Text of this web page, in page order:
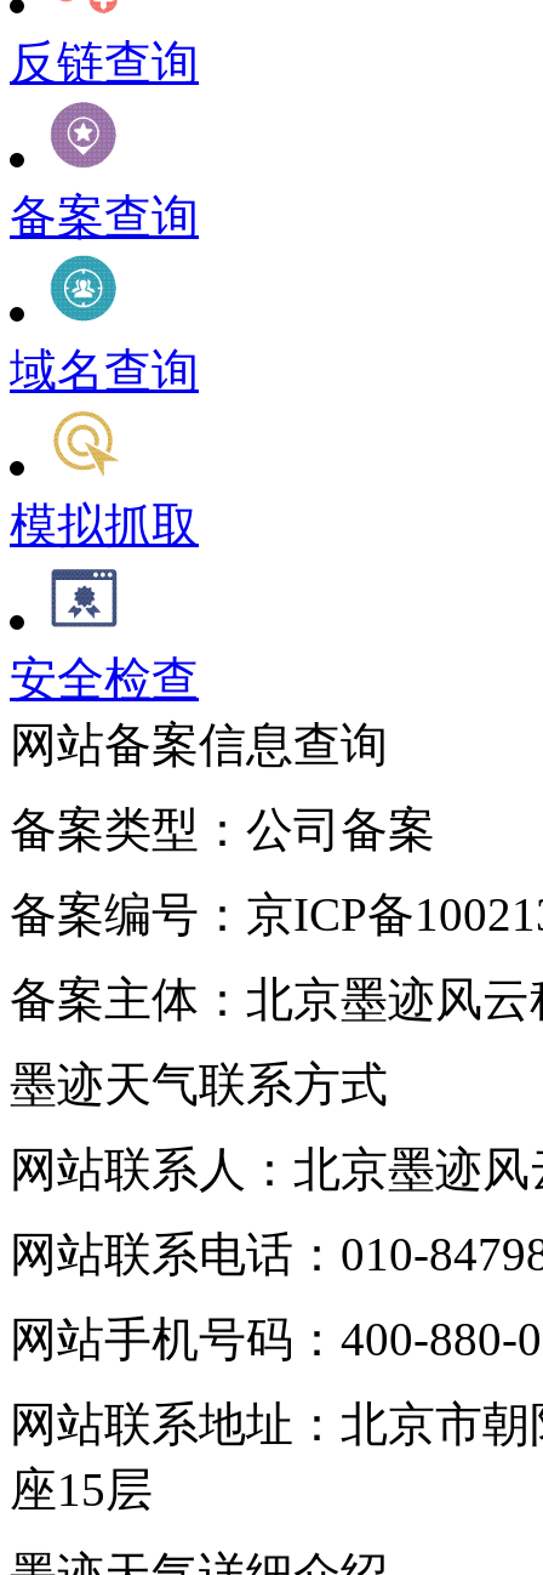
反链查询
备案查询
域名查询
模拟抓取
安全检查
网站备案信息查询
备案类型：公司备案
备案编号：京ICP备
备案主体：北京墨迹风
墨迹天气联系方式
网站联系人：北京墨迹
网站联系电话：010-
网站手机号码：400-880-
网站联系地址：北京市
座15层